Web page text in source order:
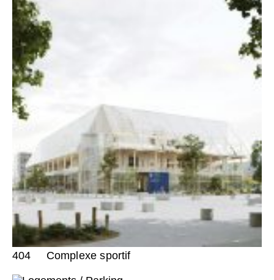
404 Complexe sportif